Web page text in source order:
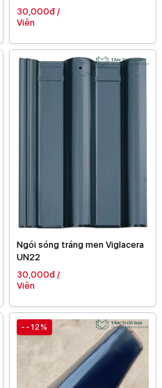
30,000đ /
Viên
Ngói sóng tráng men Viglacera
UN22
30,000đ /
Viên
--12%